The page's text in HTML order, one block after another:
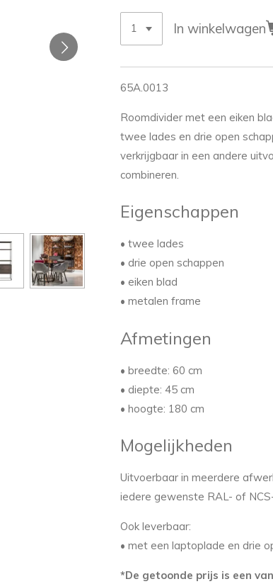
In winkelwagen
65A.0013
Roomdivider met een eiken
twee lades en drie open
verkrijgbaar in een andere
combineren.
Eigenschappen
• twee lades
• drie open schappen
• eiken blad
• metalen frame
Afmetingen
• breedte: 60 cm
• diepte: 45 cm
• hoogte: 180 cm
Mogelijkheden
Uitvoerbaar in meerdere
iedere gewenste RAL- of
Ook leverbaar:
• met een laptoplade en drie
*De getoonde prijs is een